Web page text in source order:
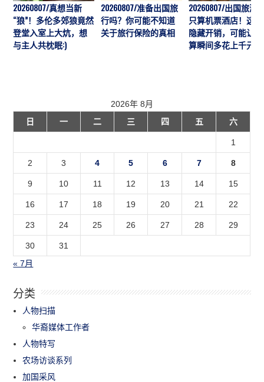
20260807/真想当新
“狼”！多伦多郊狼竟然
登堂入室上大炕，想
与主人共枕眠:)
20260807/准备出国旅
行吗？你可能不知道
关于旅行保险的真相
20260807/出国旅游
只算机票酒店！这7
隐藏开销，可能让预
算瞬间多花上千元
2026年 8月
日
一 二 三 四 五 六
1
2 3 4 5 6 7 8
9 10 11 12 13 14 15
16 17 18 19 20 21 22
23 24 25 26 27 28 29
30
31
« 7月
分类
人物扫描
华裔媒体工作者
人物特写
农场访谈系列
加国采风